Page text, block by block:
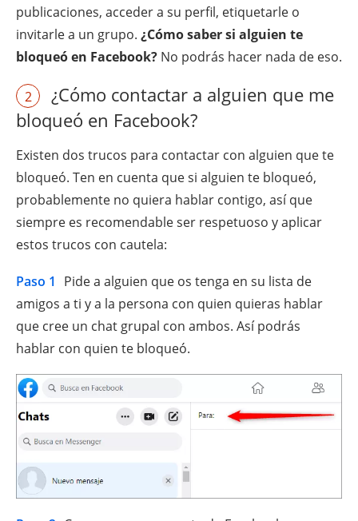
publicaciones, acceder a su perfil, etiquetarle o
invitarle a un grupo. ¿Cómo saber si alguien te
bloqueó en Facebook? No podrás hacer nada de eso.
2
¿Cómo contactar a alguien que me
bloqueó en Facebook?
Existen dos trucos para contactar con alguien que te
bloqueó. Ten en cuenta que si alguien te bloqueó,
probablemente no quiera hablar contigo, así que
siempre es recomendable ser respetuoso y aplicar
estos trucos con cautela:
Paso 1 Pide a alguien que os tenga en su lista de
amigos a ti y a la persona con quien quieras hablar
que cree un chat grupal con ambos. Así podrás
hablar con quien te bloqueó.